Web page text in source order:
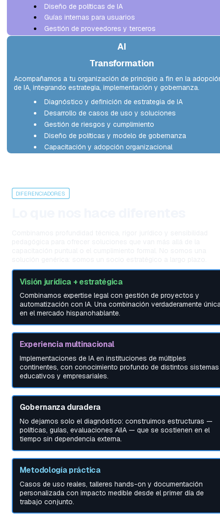
Diseño de políticas de IA
Guías internas para usuarios
Gestión de proveedores y terceros
AI
Transformation
Acompañamos a tu organización de principio a fin en la
de IA, integrando estrategia, implementación y gobernanza.
Diagnóstico y definición de estrategia de IA
Desarrollo de casos de uso y soluciones
Gestión de riesgos y cumplimiento
Diseño de políticas y modelo de gobernanza
Capacitación y adopción organizacional
DIFERENCIADORES
Visión jurídica + estratégica
Combinamos expertise legal con gestión de proyectos y
automatización con IA. Una combinación verdaderamente
en el mercado hispanohablante.
Experiencia multinacional
Implementaciones de IA en instituciones de múltiples
continentes, con conocimiento profundo de distintos sistemas
educativos y empresariales.
Gobernanza duradera
No dejamos solo el diagnóstico: construimos estructuras —
políticas, guías, evaluaciones AIIA — que se sostienen en el
tiempo sin dependencia externa.
Metodología práctica
Casos de uso reales, talleres hands-on y documentación
personalizada con impacto medible desde el primer día de
trabajo conjunto.